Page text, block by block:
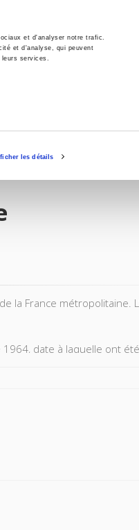
et d'analyser notre trafic.
et d'analyse, qui peuvent
services.
les détails
la France métropolitaine.
date à laquelle ont
concerne les
dont le champ d'action